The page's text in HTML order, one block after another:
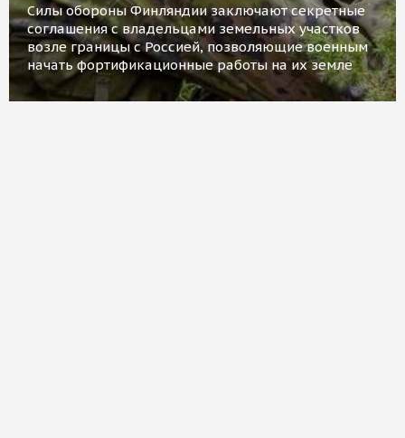
Силы обороны Финляндии заключают секретные
соглашения с владельцами земельных участков
возле границы с Россией, позволяющие военным
начать фортификационные работы на их земле